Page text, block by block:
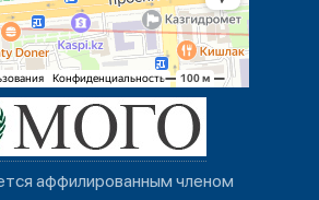
аффилированным членом